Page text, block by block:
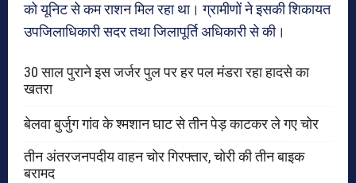
को यूनिट से कम राशन मिल रहा था। ग्रामीणों ने इसकी शिकायत
उपजिलाधिकारी सदर तथा जिलापूर्ति अधिकारी से की।
30 साल पुराने इस जर्जर पुल पर हर पल मंडरा रहा हादसे का
खतरा
बेलवा बुर्जुग गांव के श्मशान घाट से तीन पेड़ काटकर ले गए चोर
तीन अंतरजनपदीय वाहन चोर गिरफ्तार, चोरी की तीन बाइक
बरामद